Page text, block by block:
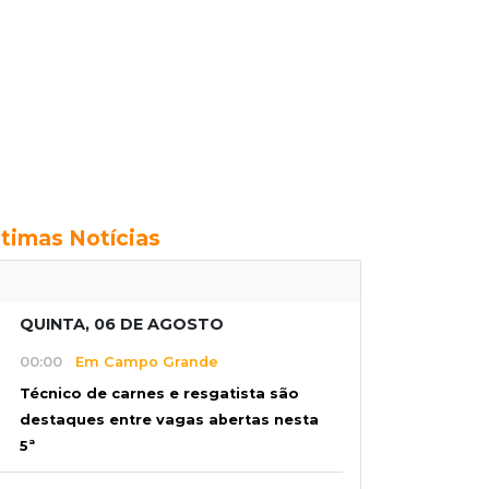
Notícias
QUINTA, 06 DE AGOSTO
00:00 Em Campo Grande
Técnico de carnes e resgatista são
destaques entre vagas abertas nesta
5ª